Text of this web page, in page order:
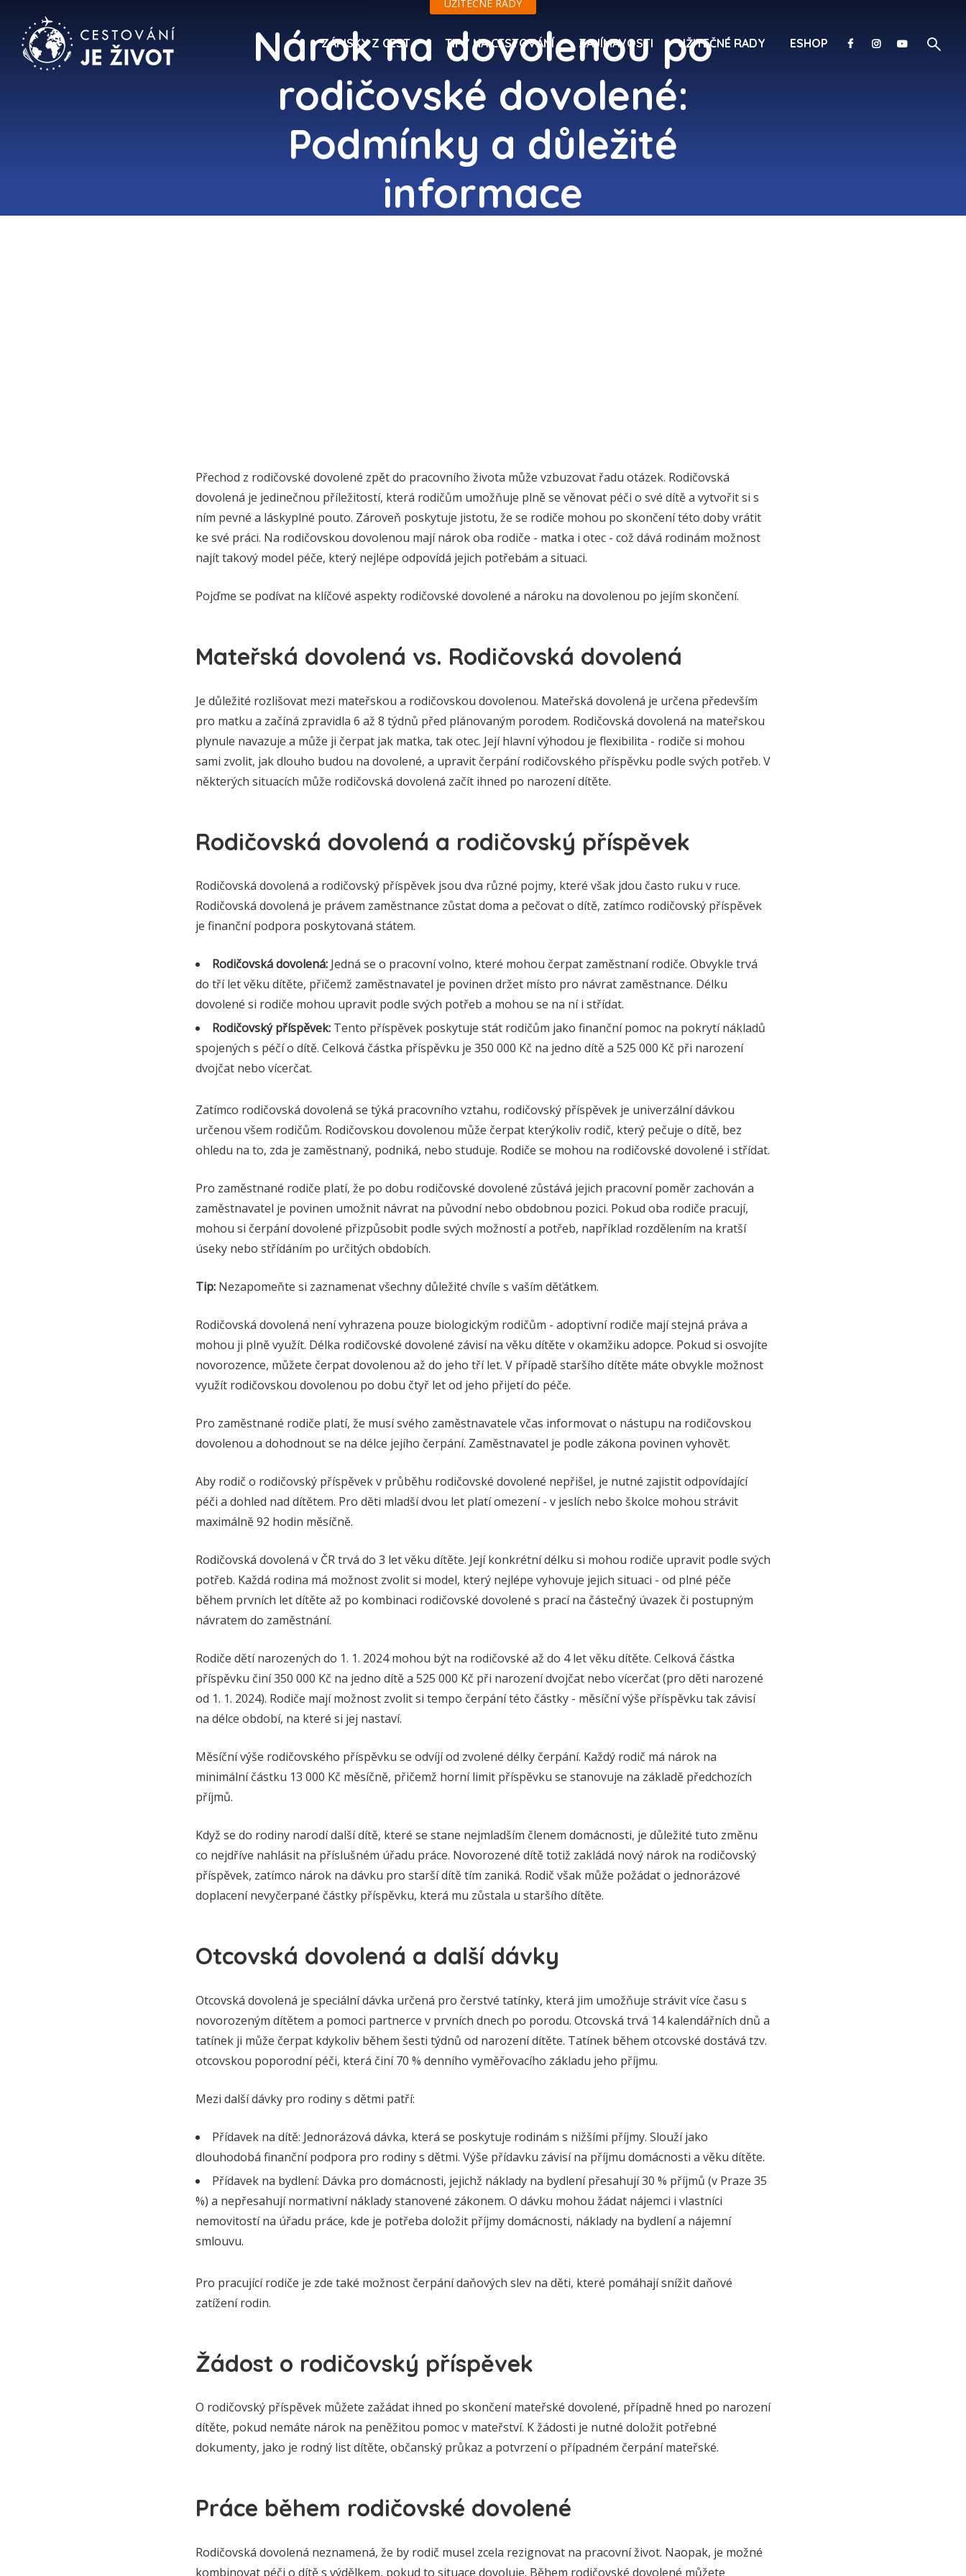
ZÁPISKY Z CEST TIPY NA CESTOVÁNÍ ZAJÍMAVOSTI UŽITEČNÉ RADY ESHOP
UŽITEČNÉ RADY
Nárok na dovolenou po
rodičovské dovolené:
Podmínky a důležité
informace
Přechod z rodičovské dovolené zpět do pracovního života může vzbuzovat řadu otázek. Rodičovská
dovolená je jedinečnou příležitostí, která rodičům umožňuje plně se věnovat péči o své dítě a vytvořit si s
ním pevné a láskyplné pouto. Zároveň poskytuje jistotu, že se rodiče mohou po skončení této doby vrátit
ke své práci. Na rodičovskou dovolenou mají nárok oba rodiče - matka i otec - což dává rodinám možnost
najít takový model péče, který nejlépe odpovídá jejich potřebám a situaci.
Pojďme se podívat na klíčové aspekty rodičovské dovolené a nároku na dovolenou po jejím skončení.
Mateřská dovolená vs. Rodičovská dovolená
Je důležité rozlišovat mezi mateřskou a rodičovskou dovolenou. Mateřská dovolená je určena především
pro matku a začíná zpravidla 6 až 8 týdnů před plánovaným porodem. Rodičovská dovolená na mateřskou
plynule navazuje a může ji čerpat jak matka, tak otec. Její hlavní výhodou je flexibilita - rodiče si mohou
sami zvolit, jak dlouho budou na dovolené, a upravit čerpání rodičovského příspěvku podle svých potřeb. V
některých situacích může rodičovská dovolená začít ihned po narození dítěte.
Rodičovská dovolená a rodičovský příspěvek
Rodičovská dovolená a rodičovský příspěvek jsou dva různé pojmy, které však jdou často ruku v ruce.
Rodičovská dovolená je právem zaměstnance zůstat doma a pečovat o dítě, zatímco rodičovský příspěvek
je finanční podpora poskytovaná státem.
Rodičovská dovolená: Jedná se o pracovní volno, které mohou čerpat zaměstnaní rodiče. Obvykle trvá
do tří let věku dítěte, přičemž zaměstnavatel je povinen držet místo pro návrat zaměstnance. Délku
dovolené si rodiče mohou upravit podle svých potřeb a mohou se na ní i střídat.
Rodičovský příspěvek: Tento příspěvek poskytuje stát rodičům jako finanční pomoc na pokrytí nákladů
spojených s péčí o dítě. Celková částka příspěvku je 350 000 Kč na jedno dítě a 525 000 Kč při narození
dvojčat nebo vícerčat.
Zatímco rodičovská dovolená se týká pracovního vztahu, rodičovský příspěvek je univerzální dávkou
určenou všem rodičům. Rodičovskou dovolenou může čerpat kterýkoliv rodič, který pečuje o dítě, bez
ohledu na to, zda je zaměstnaný, podniká, nebo studuje. Rodiče se mohou na rodičovské dovolené i střídat.
Pro zaměstnané rodiče platí, že po dobu rodičovské dovolené zůstává jejich pracovní poměr zachován a
zaměstnavatel je povinen umožnit návrat na původní nebo obdobnou pozici. Pokud oba rodiče pracují,
mohou si čerpání dovolené přizpůsobit podle svých možností a potřeb, například rozdělením na kratší
úseky nebo střídáním po určitých obdobích.
Tip: Nezapomeňte si zaznamenat všechny důležité chvíle s vaším děťátkem.
Rodičovská dovolená není vyhrazena pouze biologickým rodičům - adoptivní rodiče mají stejná práva a
mohou ji plně využít. Délka rodičovské dovolené závisí na věku dítěte v okamžiku adopce. Pokud si osvojíte
novorozence, můžete čerpat dovolenou až do jeho tří let. V případě staršího dítěte máte obvykle možnost
využít rodičovskou dovolenou po dobu čtyř let od jeho přijetí do péče.
Pro zaměstnané rodiče platí, že musí svého zaměstnavatele včas informovat o nástupu na rodičovskou
dovolenou a dohodnout se na délce jejího čerpání. Zaměstnavatel je podle zákona povinen vyhovět.
Aby rodič o rodičovský příspěvek v průběhu rodičovské dovolené nepřišel, je nutné zajistit odpovídající
péči a dohled nad dítětem. Pro děti mladší dvou let platí omezení - v jeslích nebo školce mohou strávit
maximálně 92 hodin měsíčně.
Rodičovská dovolená v ČR trvá do 3 let věku dítěte. Její konkrétní délku si mohou rodiče upravit podle svých
potřeb. Každá rodina má možnost zvolit si model, který nejlépe vyhovuje jejich situaci - od plné péče
během prvních let dítěte až po kombinaci rodičovské dovolené s prací na částečný úvazek či postupným
návratem do zaměstnání.
Rodiče dětí narozených do 1. 1. 2024 mohou být na rodičovské až do 4 let věku dítěte. Celková částka
příspěvku činí 350 000 Kč na jedno dítě a 525 000 Kč při narození dvojčat nebo vícerčat (pro děti narozené
od 1. 1. 2024). Rodiče mají možnost zvolit si tempo čerpání této částky - měsíční výše příspěvku tak závisí
na délce období, na které si jej nastaví.
Měsíční výše rodičovského příspěvku se odvíjí od zvolené délky čerpání. Každý rodič má nárok na
minimální částku 13 000 Kč měsíčně, přičemž horní limit příspěvku se stanovuje na základě předchozích
příjmů.
Když se do rodiny narodí další dítě, které se stane nejmladším členem domácnosti, je důležité tuto změnu
co nejdříve nahlásit na příslušném úřadu práce. Novorozené dítě totiž zakládá nový nárok na rodičovský
příspěvek, zatímco nárok na dávku pro starší dítě tím zaniká. Rodič však může požádat o jednorázové
doplacení nevyčerpané částky příspěvku, která mu zůstala u staršího dítěte.
Otcovská dovolená a další dávky
Otcovská dovolená je speciální dávka určená pro čerstvé tatínky, která jim umožňuje strávit více času s
novorozeným dítětem a pomoci partnerce v prvních dnech po porodu. Otcovská trvá 14 kalendářních dnů a
tatínek ji může čerpat kdykoliv během šesti týdnů od narození dítěte. Tatínek během otcovské dostává tzv.
otcovskou poporodní péči, která činí 70 % denního vyměřovacího základu jeho příjmu.
Mezi další dávky pro rodiny s dětmi patří:
Přídavek na dítě: Jednorázová dávka, která se poskytuje rodinám s nižšími příjmy. Slouží jako
dlouhodobá finanční podpora pro rodiny s dětmi. Výše přídavku závisí na příjmu domácnosti a věku dítěte.
Přídavek na bydlení: Dávka pro domácnosti, jejichž náklady na bydlení přesahují 30 % příjmů (v Praze 35
%) a nepřesahují normativní náklady stanovené zákonem. O dávku mohou žádat nájemci i vlastníci
nemovitostí na úřadu práce, kde je potřeba doložit příjmy domácnosti, náklady na bydlení a nájemní
smlouvu.
Pro pracující rodiče je zde také možnost čerpání daňových slev na děti, které pomáhají snížit daňové
zatížení rodin.
Žádost o rodičovský příspěvek
O rodičovský příspěvek můžete zažádat ihned po skončení mateřské dovolené, případně hned po narození
dítěte, pokud nemáte nárok na peněžitou pomoc v mateřství. K žádosti je nutné doložit potřebné
dokumenty, jako je rodný list dítěte, občanský průkaz a potvrzení o případném čerpání mateřské.
Práce během rodičovské dovolené
Rodičovská dovolená neznamená, že by rodič musel zcela rezignovat na pracovní život. Naopak, je možné
kombinovat péči o dítě s výdělkem, pokud to situace dovoluje. Během rodičovské dovolené můžete